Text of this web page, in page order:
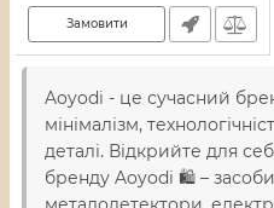
Замовити
Aoyodi - це сучасний
мінімалізм,
деталі. Відкрийте для
бренду Aoyodi 🛍️ – засоби